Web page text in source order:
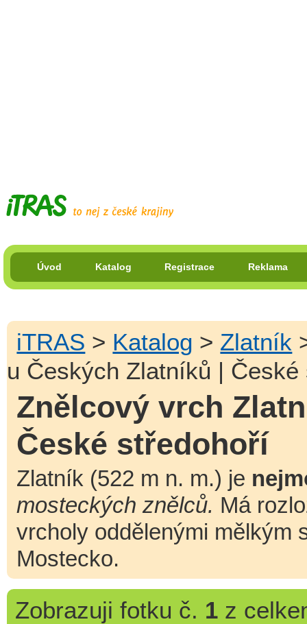
Úvod Katalog Registrace Reklama
iTRAS > Katalog > Zlatník
u Českých Zlatníků | České
Znělcový vrch
České středohoří
Zlatník (522 m n. m.) je
mosteckých znělců. Má
vrcholy oddělenými mělkým
Mostecko.
Zobrazuji fotku č. 1z